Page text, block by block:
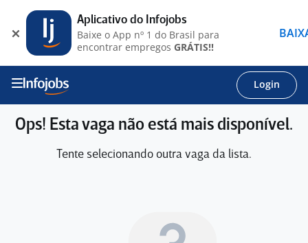
Login
Ops! Esta vaga não está mais disponível.
Tente selecionando outra vaga da lista.
Aplicativo do Infojobs
Baixe o App nº 1 do Brasil para
encontrar empregos GRÁTIS!!